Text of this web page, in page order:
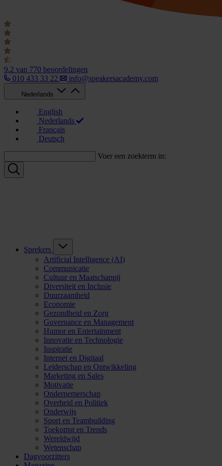
9.2 van 770 beoordelingen
010 433 33 22
info@speakersacademy.com
Nederlands
English
Nederlands
Français
Deutsch
Voer een zoekterm in:
Sprekers
Artificial Intelligence (AI)
Communicatie
Cultuur en Maatschappij
Diversiteit en Inclusie
Duurzaamheid
Economie
Gezondheid en Zorg
Governance en Management
Humor en Entertainment
Innovatie en Technologie
Inspiratie
Internet en Digitaal
Leiderschap en Ontwikkeling
Marketing en Sales
Motivatie
Ondernemerschap
Overheid en Politiek
Onderwijs
Sport en Teambuilding
Toekomst en Trends
Wereldwijd
Wetenschap
Dagvoorzitters